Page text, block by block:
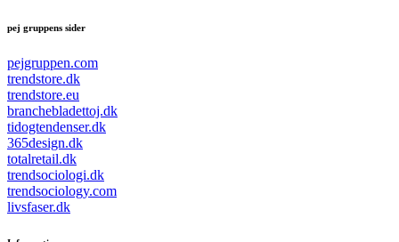
pej gruppens sider
pejgruppen.com
trendstore.dk
trendstore.eu
branchebladettoj.dk
tidogtendenser.dk
365design.dk
totalretail.dk
trendsociologi.dk
trendsociology.com
livsfaser.dk